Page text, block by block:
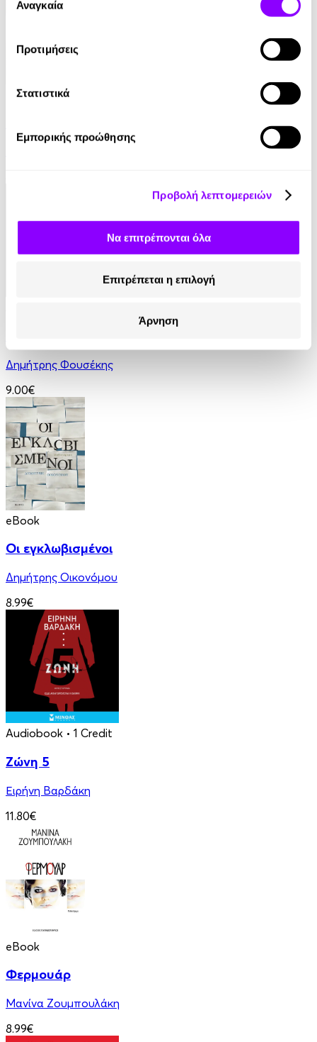
των υπηρεσιών τους.
συγκατάθεσης
Αναγκαία
Προτιμήσεις
Στατιστικά
Εμπορικής προώθησης
Προβολή λεπτομερειών
Να επιτρέπονται όλα
Επιτρέπεται η επιλογή
Άρνηση
eBook
Δημήτρης Φουσέκης
9.00€
eBook
Οι εγκλωβισμένοι
Δημήτρης Οικονόμου
8.99€
Audiobook • 1 Credit
Ζώνη 5
Ειρήνη Βαρδάκη
11.80€
eBook
Φερμουάρ
Μανίνα Ζουμπουλάκη
8.99€